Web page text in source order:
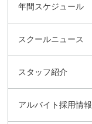
年間スケジュール
スクールニュース
スタッフ紹介
アルバイト採用情報